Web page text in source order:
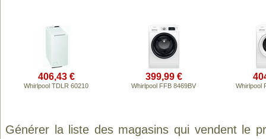
406,43 €
Whirlpool TDLR 60210
399,99 €
Whirlpool FFB 8469BV Whirlpool
Générer la liste des magasins qui vendent le